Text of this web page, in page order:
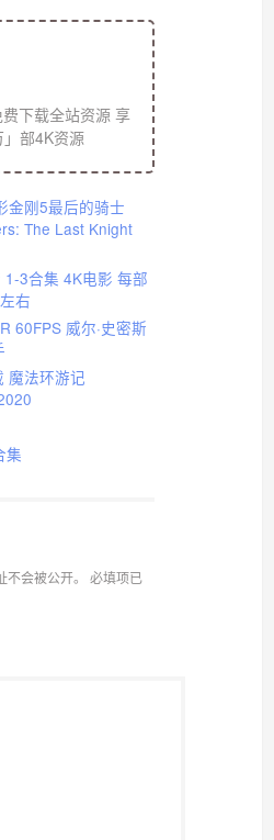
下载全站资源 享
」部4K资源
金刚5最后的骑士
The Last Knight
1-3合集 4K电影 每部
右
60FPS 威尔·史密斯
魔法环游记
集
会被公开。
必填项已